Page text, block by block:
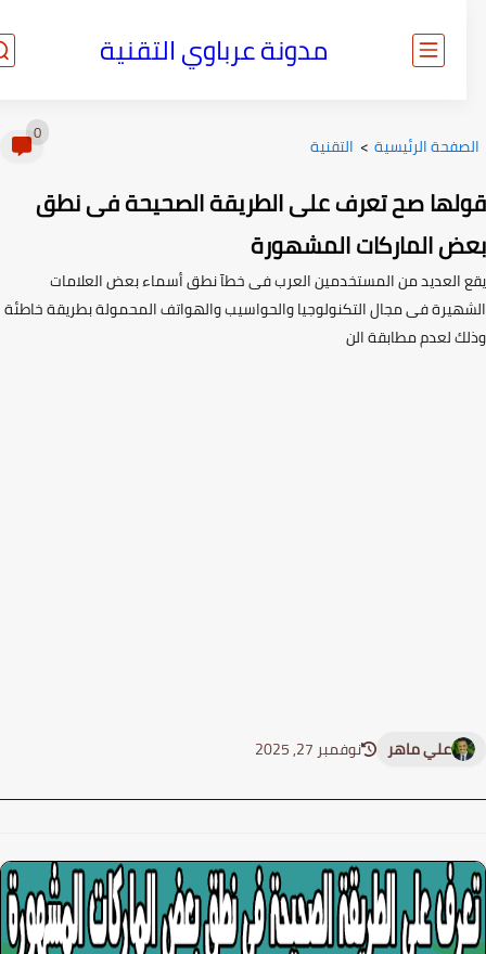
مدونة عرباوي التقنية
الرئيسية> التقنية
صح تعرف على الطريقة الصحيحة فى نطق
الماركات المشهورة
العديد من المستخدمين العرب فى خطآ نطق أسماء بعض العلامات
فى مجال التكنولوجيا والحواسيب والهواتف المحمولة بطريقة خاطئة
لعدم مطابقة الن
علي ماهر نوفمبر 27, 2025